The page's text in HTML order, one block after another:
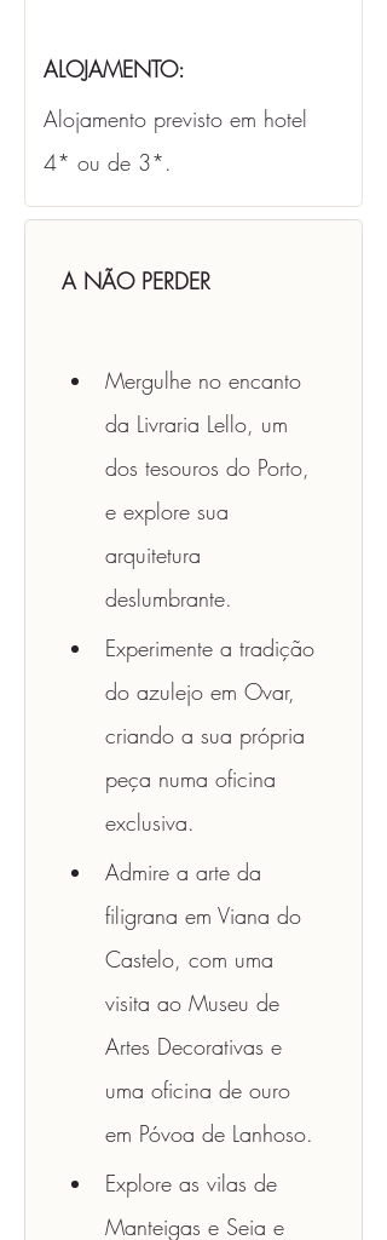
ALOJAMENTO:
Alojamento previsto em hotel
4* ou de 3*.
A NÃO PERDER
Mergulhe no encanto
da Livraria Lello, um
dos tesouros do Porto,
e explore sua
arquitetura
deslumbrante.
Experimente a tradição
do azulejo em Ovar,
criando a sua própria
peça numa oficina
exclusiva.
Admire a arte da
filigrana em Viana do
Castelo, com uma
visita ao Museu de
Artes Decorativas e
uma oficina de ouro
em Póvoa de Lanhoso.
Explore as vilas de
Manteigas e Seia e